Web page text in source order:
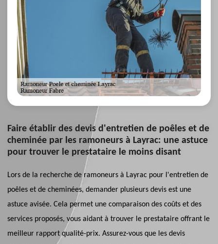
Faire établir des devis d'entretien de poêles et de
cheminée par les ramoneurs à Layrac: une astuce
pour trouver le prestataire le moins disant
Lors de la recherche de ramoneurs à Layrac pour l'entretien de
poêles et de cheminées, demander plusieurs devis est une
astuce avisée. Cela permet une comparaison des coûts et des
services proposés, vous aidant à trouver le prestataire offrant le
meilleur rapport qualité-prix. Assurez-vous que les devis